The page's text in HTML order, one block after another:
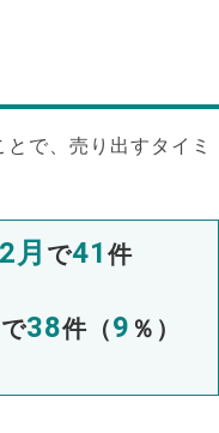
で、売り出すタイミ
月 で41 件
で38件（9 ％）